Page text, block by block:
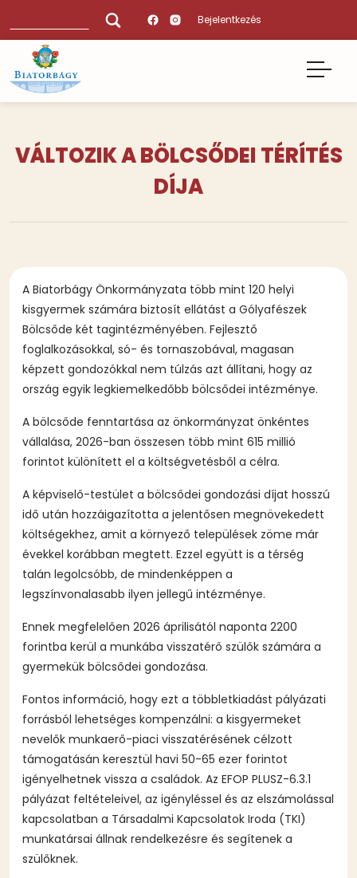
tartalomra
Bejelentkezés
VÁLTOZIK A BÖLCSŐDEI TÉRÍTÉS
DÍJA
A Biatorbágy Önkormányzata több mint 120 helyi
kisgyermek számára biztosít ellátást a Gólyafészek
Bölcsőde két tagintézményében. Fejlesztő
foglalkozásokkal, só- és tornaszobával, magasan
képzett gondozókkal nem túlzás azt állítani, hogy az
ország egyik legkiemelkedőbb bölcsődei intézménye.
A bölcsőde fenntartása az önkormányzat önkéntes
vállalása, 2026-ban összesen több mint 615 millió
forintot különített el a költségvetésből a célra.
A képviselő-testület a bölcsődei gondozási díjat hosszú
idő után hozzáigazította a jelentősen megnövekedett
költségekhez, amit a környező települések zöme már
évekkel korábban megtett. Ezzel együtt is a térség
talán legolcsóbb, de mindenképpen a
legszínvonalasabb ilyen jellegű intézménye.
Ennek megfelelően 2026 áprilisától naponta 2200
forintba kerül a munkába visszatérő szülők számára a
gyermekük bölcsődei gondozása.
Fontos információ, hogy ezt a többletkiadást pályázati
forrásból lehetséges kompenzálni: a kisgyermeket
nevelők munkaerő-piaci visszatérésének célzott
támogatásán keresztül havi 50-65 ezer forintot
igényelhetnek vissza a családok. Az EFOP PLUSZ-6.3.1
pályázat feltételeivel, az igényléssel és az elszámolással
kapcsolatban a Társadalmi Kapcsolatok Iroda (TKI)
munkatársai állnak rendelkezésre és segítenek a
szülőknek.